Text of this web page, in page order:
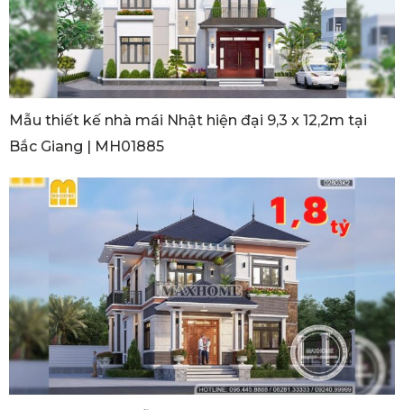
Mẫu thiết kế nhà mái Nhật hiện đại 9,3 x 12,2m tại
Bắc Giang | MH01885